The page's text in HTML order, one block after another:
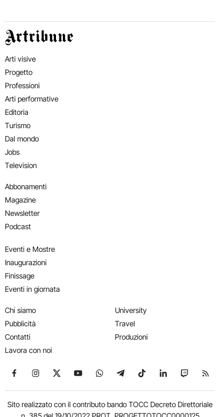
Artribune
Arti visive
Progetto
Professioni
Arti performative
Editoria
Turismo
Dal mondo
Jobs
Television
Abbonamenti
Magazine
Newsletter
Podcast
Eventi e Mostre
Inaugurazioni
Finissage
Eventi in giornata
Chi siamo
Pubblicità
Contatti
Lavora con noi
University
Travel
Produzioni
Seguici su Facebook
Seguici su Instagram
Seguici su X
Seguici su YouTube
Seguici su WhatsApp
Seguici su Telegram
Seguici su TikTok
Seguici su
Seguici
Sito realizzato con il contributo bando TOCC Decreto Direttoriale